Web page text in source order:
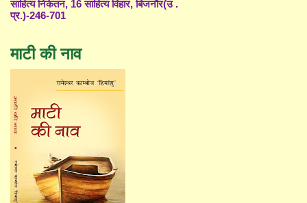
साहित्य निकेतन, 16 साहित्य विहार, बिजनौर(उ .
प्र.)-246-701
माटी की नाव